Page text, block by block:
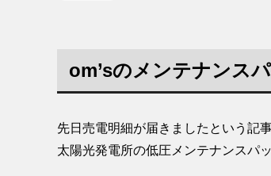
om’sのメンテナンス
先日売電明細が届きましたという記
太陽光発電所の低圧メンテナンスパ